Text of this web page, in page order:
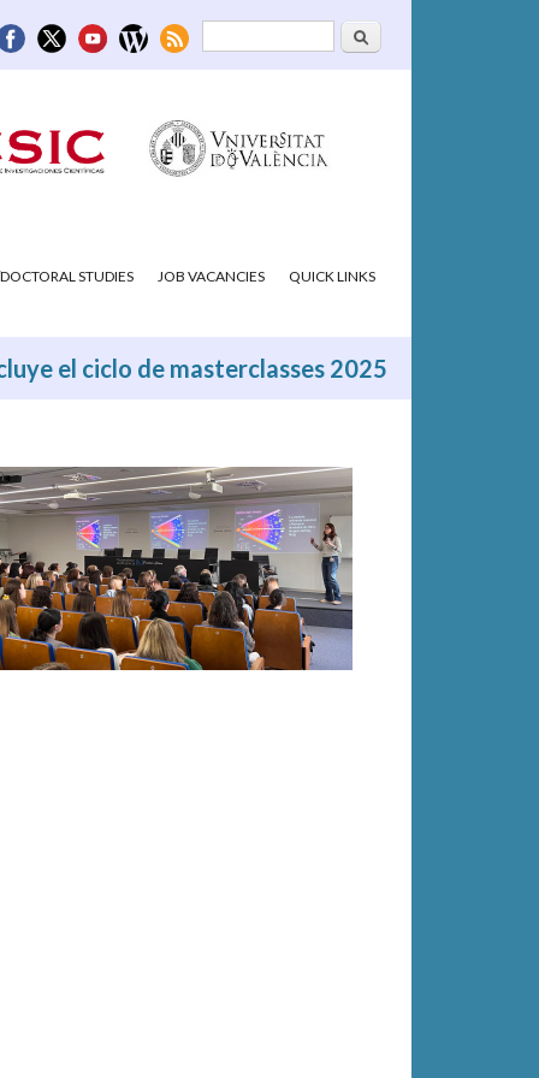
Search form Search
STUDIES JOB VACANCIES QUICK LINKS
el ciclo de masterclasses 2025